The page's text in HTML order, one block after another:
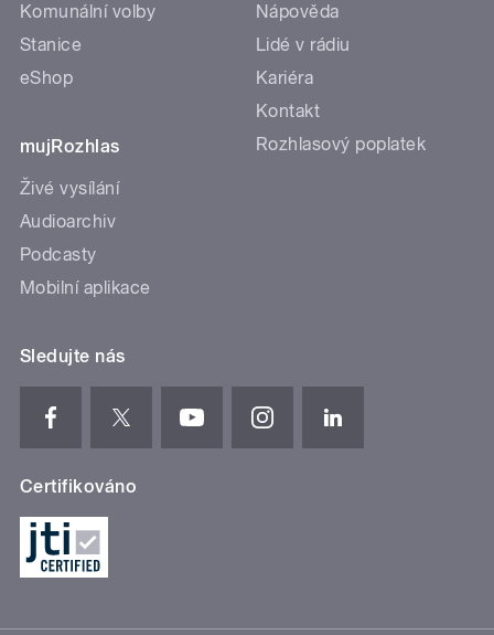
Komunální volby
Stanice
eShop
mujRozhlas
Živé vysílání
Audioarchiv
Podcasty
Mobilní aplikace
Nápověda
Lidé v rádiu
Kariéra
Kontakt
Rozhlasový poplatek
Sledujte nás
Certifikováno